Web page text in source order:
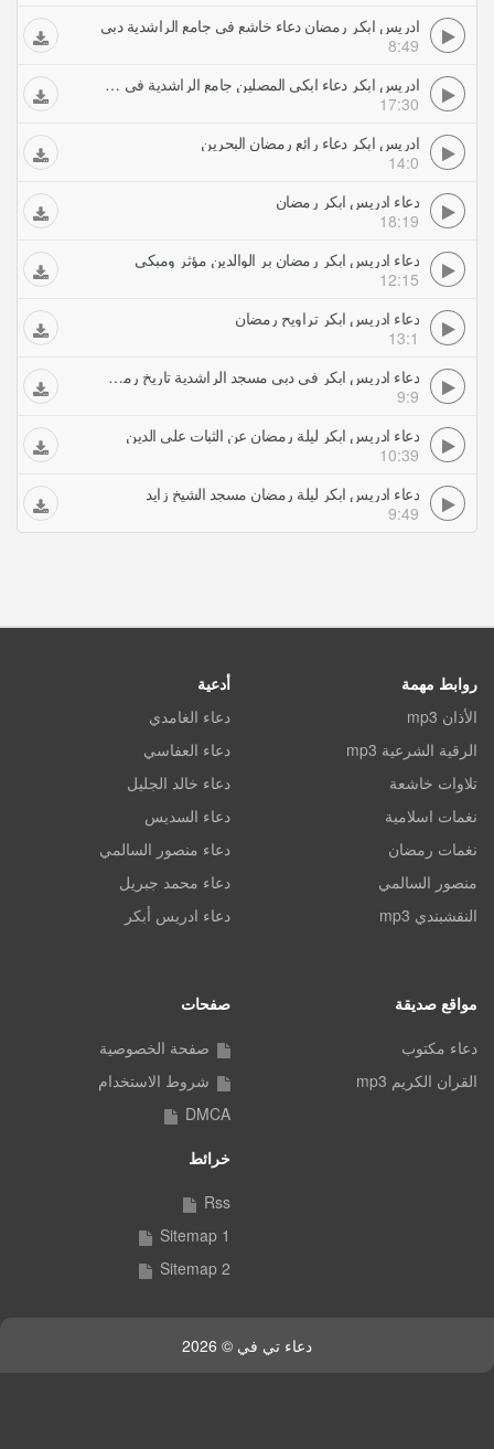
ادريس ابكر رمضان دعاء خاشع في جامع الراشدية دبي
8:49
ادريس ابكر دعاء ابكى المصلين جامع الراشدية في دبي رمضان
17:30
ادريس ابكر دعاء رائع رمضان البحرين
14:0
دعاء ادريس ابكر رمضان
18:19
دعاء ادريس ابكر رمضان بر الوالدين مؤثر ومبكي
12:15
دعاء ادريس ابكر تراويح رمضان
13:1
دعاء ادريس ابكر في دبي مسجد الراشدية تاريخ رمضان
9:9
دعاء ادريس ابكر ليلة رمضان عن الثبات على الدين
10:39
دعاء ادريس ابكر ليلة رمضان مسجد الشيخ زايد
9:49
روابط مهمة
الأذان mp3
الرقية الشرعية mp3
تلاوات خاشعة
نغمات اسلامية
نغمات رمضان
منصور السالمي
النقشبندي mp3
أدعية
دعاء الغامدي
دعاء العفاسي
دعاء خالد الجليل
دعاء السديس
دعاء منصور السالمي
دعاء محمد جبريل
دعاء ادريس أبكر
مواقع صديقة
دعاء مكتوب
القران الكريم mp3
صفحات
صفحة الخصوصية
شروط الاستخدام
DMCA
خرائط
Rss
Sitemap 1
Sitemap 2
دعاء تي في © 2026